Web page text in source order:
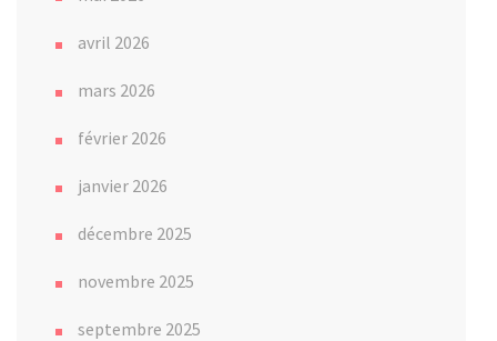
avril 2026
mars 2026
février 2026
janvier 2026
décembre 2025
novembre 2025
septembre 2025